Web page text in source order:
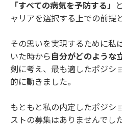
「すべての病気を予防する」
ャリアを選択する上での前提
その思いを実現するために私
いた時から 自分がどのような
剣に考え、最も適したポジシ
的に動きました。
もともと私の内定したポジシ
ストの募集はありませんでした